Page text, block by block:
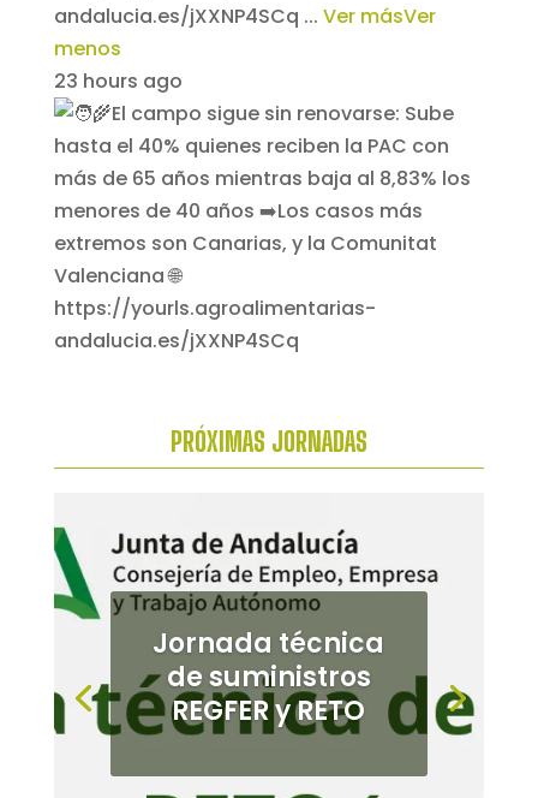
andalucia.es/jXXNP4SCq ... Ver másVer
menos
23 hours ago
PRÓXIMAS JORNADAS
Jornada de
cultivos
alternativos en el
Bajo
Guadalquivir